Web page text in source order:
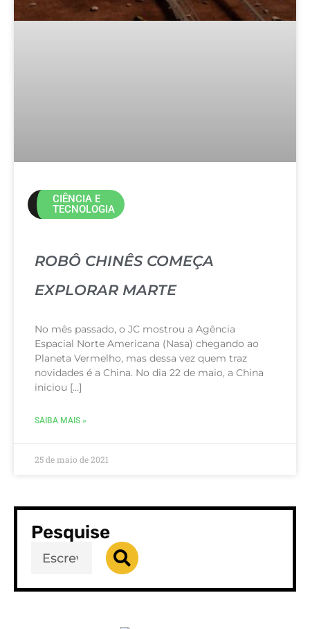
CIÊNCIA E
TECNOLOGIA
ROBÔ CHINÊS COMEÇA
EXPLORAR MARTE
No mês passado, o JC mostrou a Agência
Espacial Norte Americana (Nasa) chegando ao
Planeta Vermelho, mas dessa vez quem traz
novidades é a China. No dia 22 de maio, a China
iniciou […]
SAIBA MAIS »
25 de maio de 2021
Pesquise